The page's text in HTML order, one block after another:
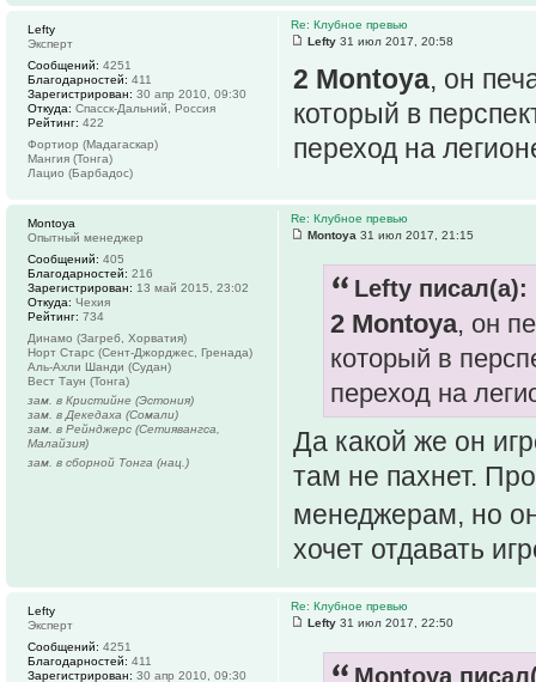
Re: Клубное превью
Lefty 31 июл 2017, 20:58
2 Montoya, он
который в
переход на
Lefty
Эксперт
Сообщений: 4251
Благодарностей: 411
Зарегистрирован: 30 апр 2010, 09:30
Откуда: Спасск-Дальний, Россия
Рейтинг: 422
Фортиор (Мадагаскар)
Мангия (Тонга)
Лацио (Барбадос)
Re: Клубное превью
Montoya 31 июл 2017, 21:15
Lefty писал(а):
2 Montoya, он
который в
переход на
Да какой же он
там не пахнет.
менеджерам, но
хочет отдавать
Montoya
Опытный менеджер
Сообщений: 405
Благодарностей: 216
Зарегистрирован: 13 май 2015, 23:02
Откуда: Чехия
Рейтинг: 734
Динамо (Загреб, Хорватия)
Норт Старс (Сент-Джорджес, Гренада)
Аль-Ахли Шанди (Судан)
Вест Таун (Тонга)
зам. в Кристийне (Эстония)
зам. в Декедаха (Сомали)
зам. в Рейнджерс (Сетиявангса,
Малайзия)
зам. в сборной Тонга (нац.)
Re: Клубное превью
Lefty 31 июл 2017, 22:50
Montoya
Lefty
Эксперт
Сообщений: 4251
Благодарностей: 411
Зарегистрирован: 30 апр 2010, 09:30